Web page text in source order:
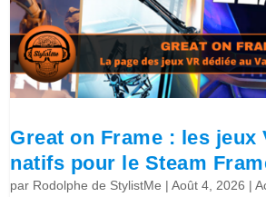
Great on Frame : les jeux
natifs pour le Steam
par Rodolphe de StylistMe |Août 4, 2026 |